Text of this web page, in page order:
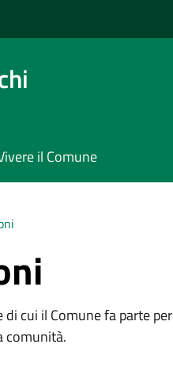
il Comune
cui il Comune fa parte per
comunità.